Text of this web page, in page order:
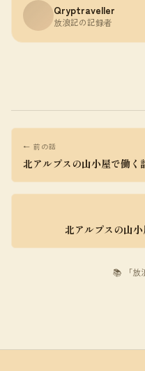
Qryptraveller
放浪記の記録者
← 前の話
北アルプスの山小屋で働く
北アルプスの山小
📚 「放